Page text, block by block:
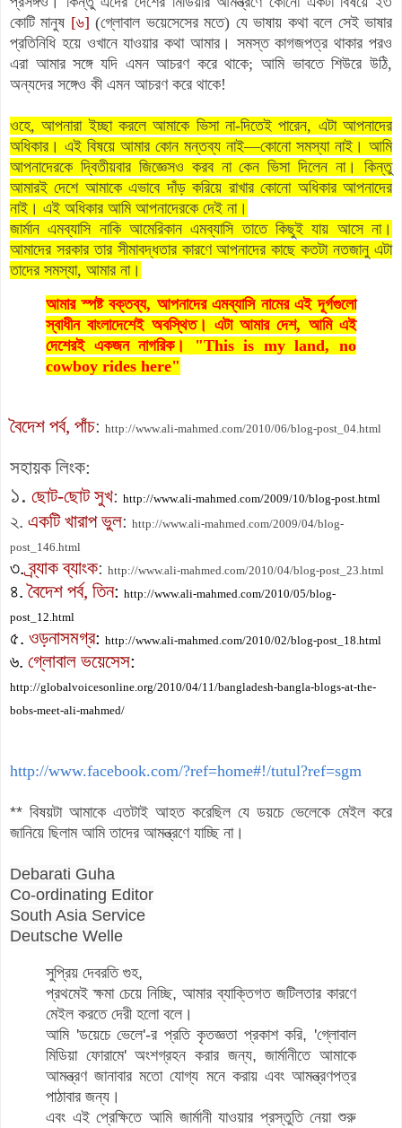
কোটি মানুষ [৬] (গ্লোবাল ভয়েসেসের মতে) যে ভাষায় কথা বলে সেই ভাষার
প্রতিনিধি হয়ে ওখানে যাওয়ার কথা আমার। সমস্ত কাগজপত্র থাকার পরও
এরা আমার সঙ্গে যদি এমন আচরণ করে থাকে; আমি ভাবতে শিউরে উঠি,
অন্যদের সঙ্গেও কী এমন আচরণ করে থাকে!
ওহে, আপনারা ইচ্ছা করলে আমাকে ভিসা না-দিতেই পারেন, এটা আপনাদের
অধিকার। এই বিষয়ে আমার কোন মন্তব্য নাই—কোনো সমস্যা নাই। আমি
আপনাদেরকে দ্বিতীয়বার জিজ্ঞেসও করব না কেন ভিসা দিলেন না। কিন্তু
আমারই দেশে আমাকে এভাবে দাঁড় করিয়ে রাখার কোনো অধিকার আপনাদের
নাই। এই অধিকার আমি আপনাদেরকে দেই না।
জার্মান এমব্যাসি নাকি আমেরিকান এমব্যাসি তাতে কিছুই যায় আসে না।
আমাদের সরকার তার সীমাবদ্ধতার কারণে আপনাদের কাছে কতটা নতজানু এটা
তাদের সমস্যা, আমার না।
আমার স্পষ্ট বক্তব্য, আপনাদের এমব্যাসি নামের এই দূর্গগুলো
স্বাধীন বাংলাদেশেই অবস্থিত। এটা আমার দেশ, আমি এই
দেশেরই একজন নাগরিক।
"This is my land, no
cowboy rides here"
বৈদেশ পর্ব, পাঁচ: http://www.ali-mahmed.com/2010/06/blog-post_04.html
সহায়ক লিংক:
১. ছোট-ছোট সুখ: http://www.ali-mahmed.com/2009/10/blog-post.html
২. একটি খারাপ ভুল: http://www.ali-mahmed.com/2009/04/blog-
post_146.html
৩.ব্র্যাক ব্যাংক: http://www.ali-mahmed.com/2010/04/blog-post_23.html
৪.বৈদেশ পর্ব, তিন: http://www.ali-mahmed.com/2010/05/blog-
post_12.html
৫. ওড়নাসমগ্র: http://www.ali-mahmed.com/2010/02/blog-post_18.html
৬. গ্লোবাল ভয়েসেস:
http://globalvoicesonline.org/2010/04/11/bangladesh-bangla-blogs-at-the-
bobs-meet-ali-mahmed/
http://www.facebook.com/?ref=home#!/tutul?ref=sgm
** বিষয়টা আমাকে এতটাই আহত করেছিল যে ডয়চে ভেলেকে মেইল করে
জানিয়ে ছিলাম আমি তাদের আমন্ত্রণে যাচ্ছি না।
Debarati Guha
Co-ordinating Editor
South Asia Service
Deutsche Welle
সুপ্রিয় দেবরতি গুহ,
প্রথমেই ক্ষমা চেয়ে নিচ্ছি, আমার ব্যাক্তিগত জটিলতার কারণে
মেইল করতে দেরী হলো বলে।
আমি 'ডয়েচে ভেলে'-র প্রতি কৃতজ্ঞতা প্রকাশ করি, 'গ্লোবাল
মিডিয়া ফোরামে' অংশগ্রহন করার জন্য, জার্মানীতে আমাকে
আমন্ত্রণ জানাবার মতো যোগ্য মনে করায় এবং আমন্ত্রণপত্র
পাঠাবার জন্য।
এবং এই প্রেক্ষিতে আমি জার্মানী যাওয়ার প্রস্তুতি নেয়া শুরু